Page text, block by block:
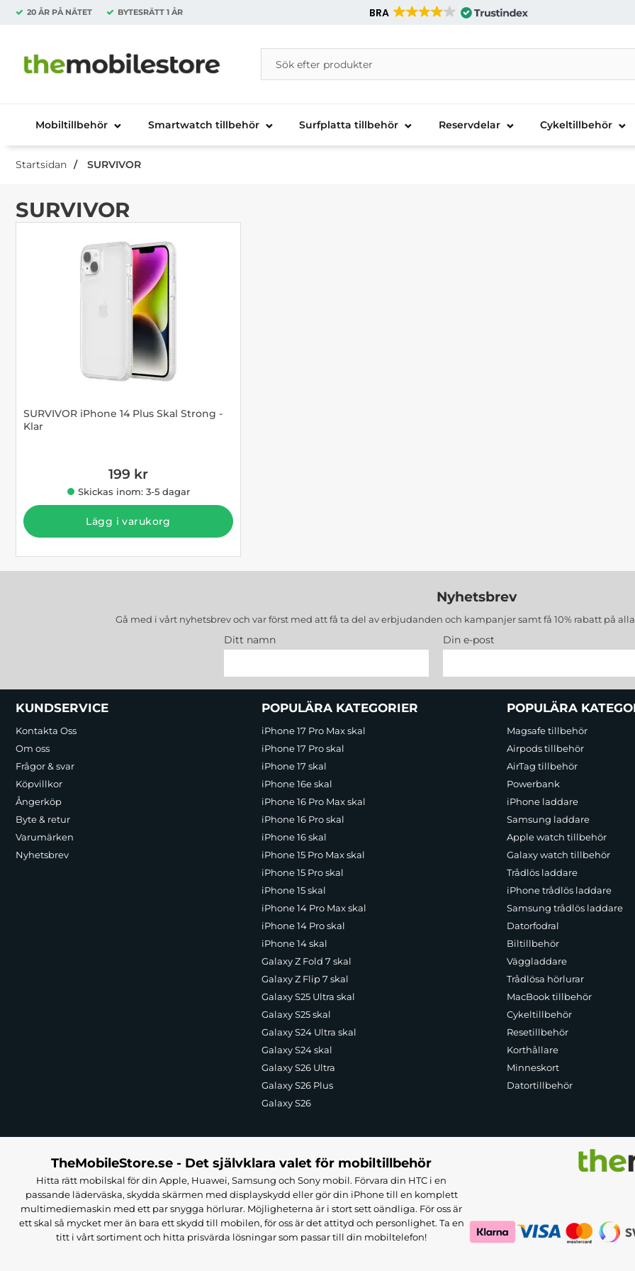
20 ÅR PÅ NÄTET BYTESRÄTT 1 ÅR BRA
Startsidan för Danira Telecom AB
Sök
Sök på Danira Telecom AB
Mobiltillbehör Smartwatch tillbehör Surfplatta tillbehör Reservdelar Cykeltillbehör
Startsidan SURVIVOR
SURVIVOR
SURVIVOR iPhone 14 Plus Skal Strong -
Klar
199 kr
Skickas inom: 3-5 dagar
Lägg i varukorg
Nyhetsbrev
Gå med i vårt nyhetsbrev och var först med att få ta del av erbjudanden och kampanjer samt få 10% rabatt på alla
Ditt namn Din e-post
Sidfot Blandad info och länkar
KUNDSERVICE
Kontakta Oss
Om oss
Frågor & svar
Köpvillkor
Ångerköp
Byte & retur
Varumärken
Nyhetsbrev
POPULÄRA KATEGORIER
iPhone 17 Pro Max skal
iPhone 17 Pro skal
iPhone 17 skal
iPhone 16e skal
iPhone 16 Pro Max skal
iPhone 16 Pro skal
iPhone 16 skal
iPhone 15 Pro Max skal
iPhone 15 Pro skal
iPhone 15 skal
iPhone 14 Pro Max skal
iPhone 14 Pro skal
iPhone 14 skal
Galaxy Z Fold 7 skal
Galaxy Z Flip 7 skal
Galaxy S25 Ultra skal
Galaxy S25 skal
Galaxy S24 Ultra skal
Galaxy S24 skal
Galaxy S26 Ultra
Galaxy S26 Plus
Galaxy S26
POPULÄRA
Magsafe tillbehör
Airpods tillbehör
AirTag tillbehör
Powerbank
iPhone laddare
Samsung laddare
Apple watch tillbehör
Galaxy watch tillbehör
Trådlös laddare
iPhone trådlös laddare
Samsung trådlös laddare
Datorfodral
Biltillbehör
Väggladdare
Trådlösa hörlurar
MacBook tillbehör
Cykeltillbehör
Resetillbehör
Korthållare
Minneskort
Datortillbehör
TheMobileStore.se - Det självklara valet för mobiltillbehör
Hitta rätt mobilskal för din Apple, Huawei, Samsung och Sony mobil. Förvara din HTC i en
passande läderväska, skydda skärmen med displayskydd eller gör din iPhone till en komplett
multimediemaskin med ett par snygga hörlurar. Möjligheterna är i stort sett oändliga. För oss är
ett skal så mycket mer än bara ett skydd till mobilen, för oss är det attityd och personlighet. Ta en
titt i vårt sortiment och hitta prisvärda lösningar som passar till din mobiltelefon!